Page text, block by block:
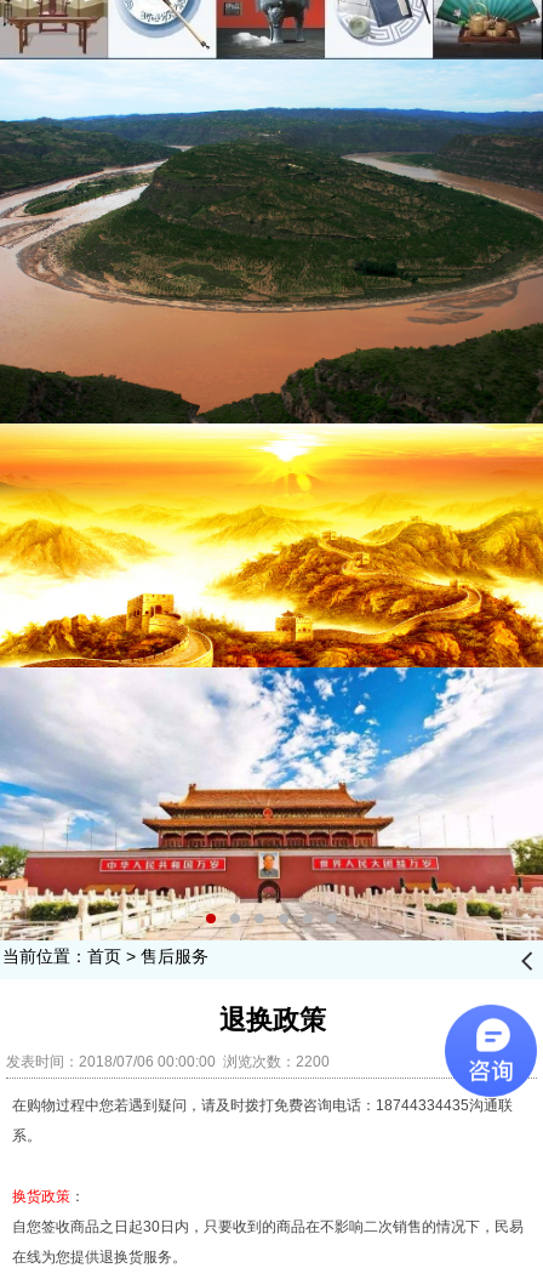
当前位置： 首页> 售后服务 󰊒
退换政策
发表时间：2018/07/06 00:00:00 浏览次数：2200
在购物过程中您若遇到疑问，请及时拨打免费咨询电话： 18744334435沟通联
系。
换货政策 ：
自您签收商品之日起30日内，只要收到的商品在不影响二次销售的情况下，民易
在线为您提供退换货服务。